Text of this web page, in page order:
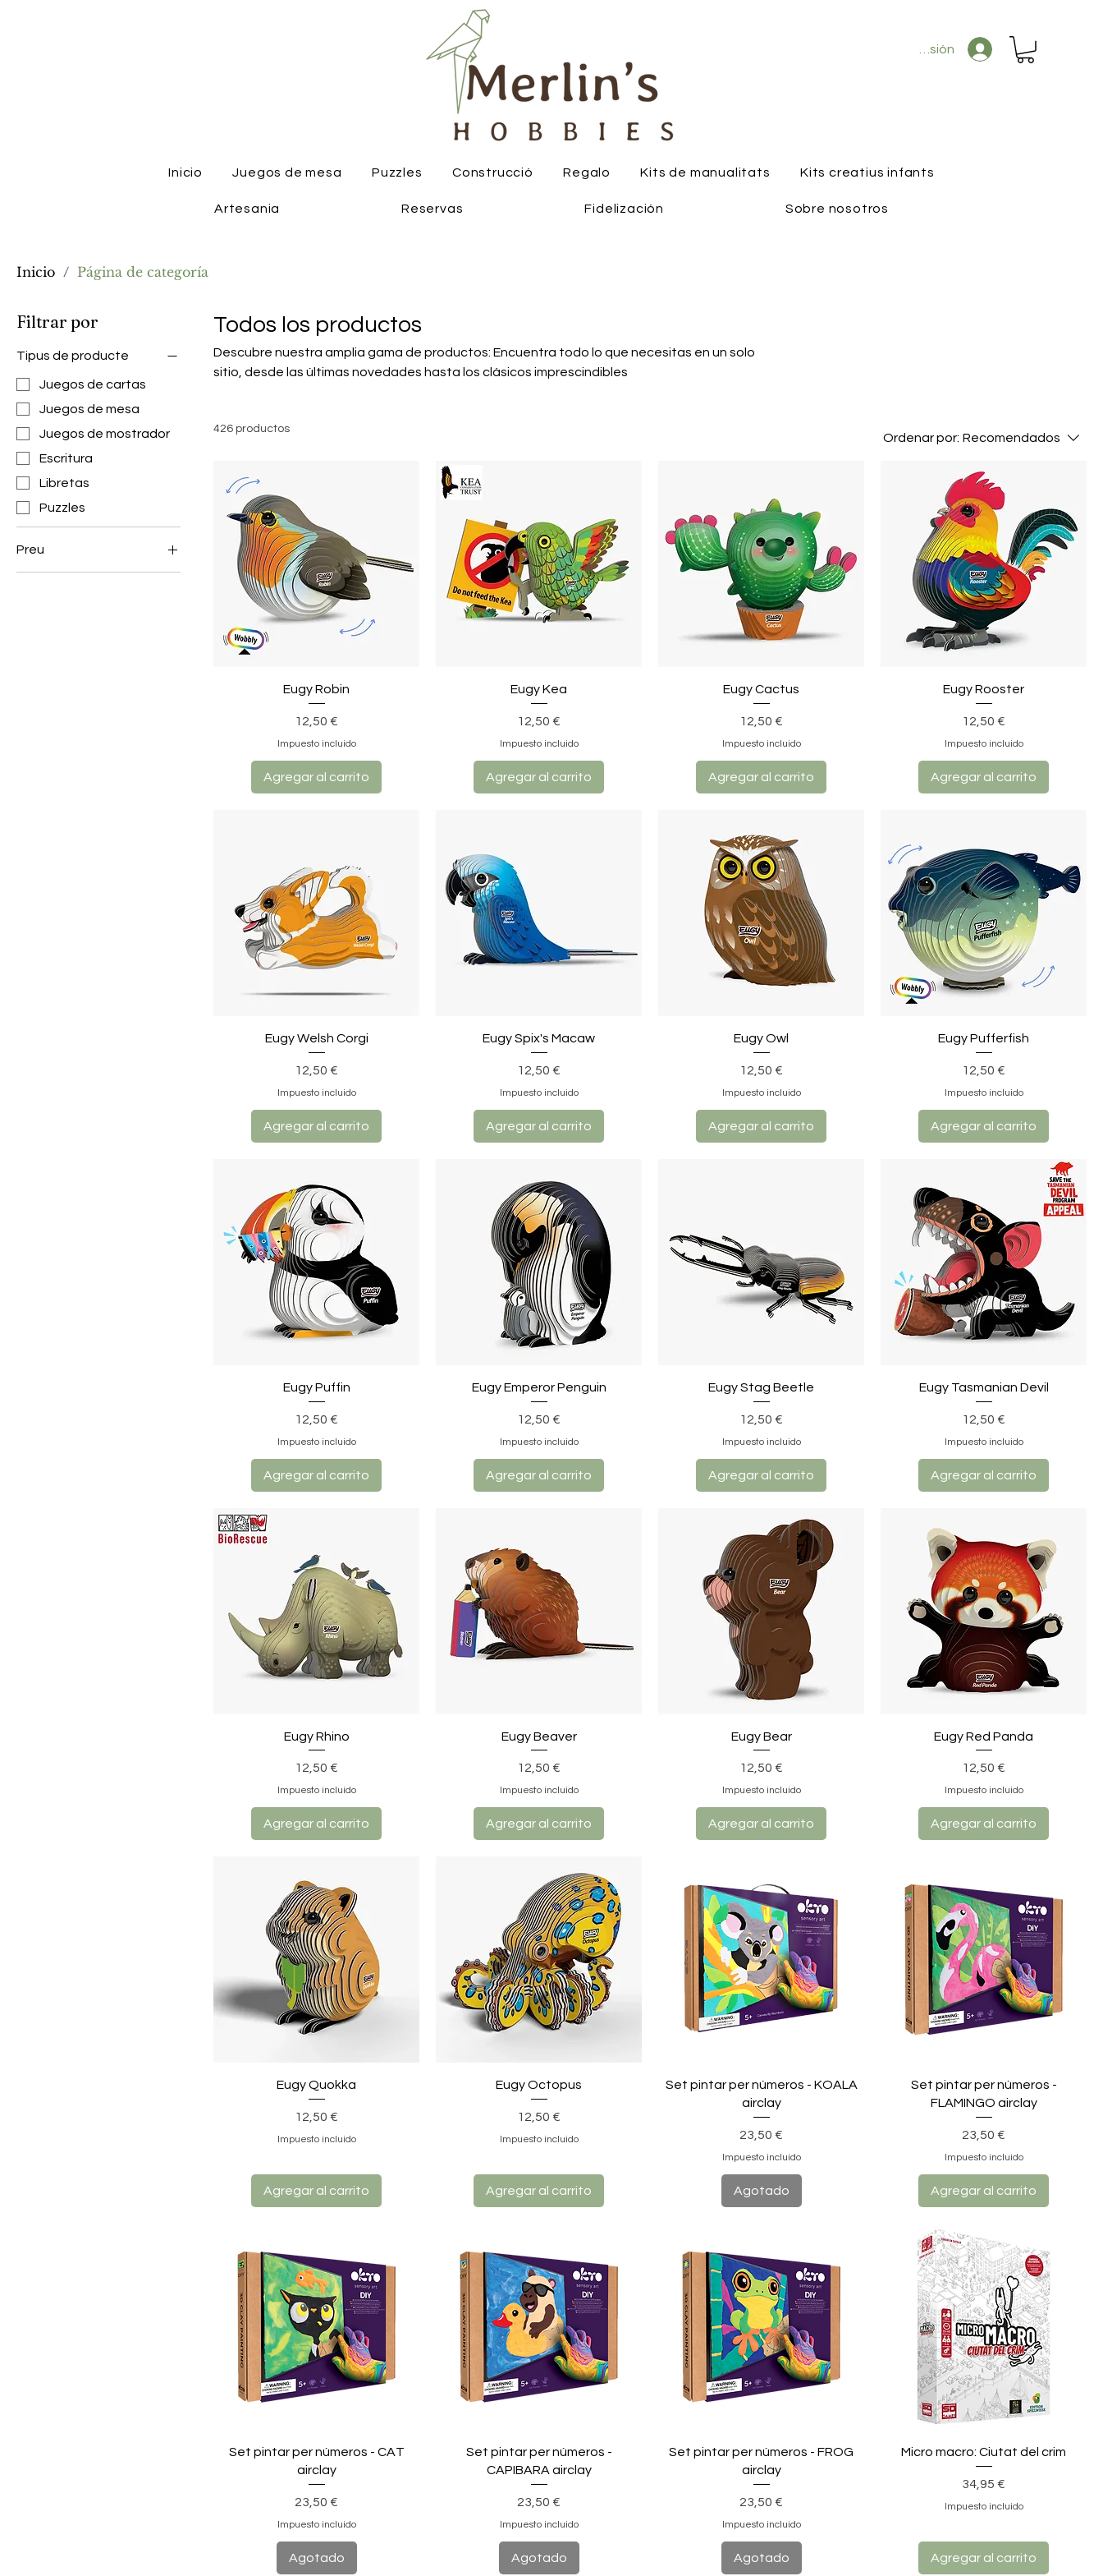
Iniciar sesión
Inicio Juegos de mesa Puzzles Construcció Regalo Kits de manualitats Kits creatius infants
Artesania Reservas Fidelización Sobre nosotros
Inicio / Página de categoría
Filtrar por
Tipus de producte
Juegos de cartas
Juegos de mesa
Juegos de mostrador
Escritura
Libretas
Puzzles
Preu
Todos los productos
Descubre nuestra amplia gama de productos: Encuentra todo lo que necesitas en un solo
sitio, desde las últimas novedades hasta los clásicos imprescindibles
426 productos
Ordenar por: Recomendados
Eugy Robin
Precio
12,50 €
Impuesto incluido
Agregar al carrito
Eugy Kea
Precio
12,50 €
Impuesto incluido
Agregar al carrito
Eugy Cactus
Precio
12,50 €
Impuesto incluido
Agregar al carrito
Eugy Rooster
Precio
12,50 €
Impuesto incluido
Agregar al carrito
Eugy Welsh Corgi
Precio
12,50 €
Impuesto incluido
Agregar al carrito
Eugy Spix's Macaw
Precio
12,50 €
Impuesto incluido
Agregar al carrito
Eugy Owl
Precio
12,50 €
Impuesto incluido
Agregar al carrito
Eugy Pufferfish
Precio
12,50 €
Impuesto incluido
Agregar al carrito
Eugy Puffin
Precio
12,50 €
Impuesto incluido
Agregar al carrito
Eugy Emperor Penguin
Precio
12,50 €
Impuesto incluido
Agregar al carrito
Eugy Stag Beetle
Precio
12,50 €
Impuesto incluido
Agregar al carrito
Eugy Tasmanian Devil
Precio
12,50 €
Impuesto incluido
Agregar al carrito
Eugy Rhino
Precio
12,50 €
Impuesto incluido
Agregar al carrito
Eugy Beaver
Precio
12,50 €
Impuesto incluido
Agregar al carrito
Eugy Bear
Precio
12,50 €
Impuesto incluido
Agregar al carrito
Eugy Red Panda
Precio
12,50 €
Impuesto incluido
Agregar al carrito
Eugy Quokka
Precio
12,50 €
Impuesto incluido
Agregar al carrito
Eugy Octopus
Precio
12,50 €
Impuesto incluido
Agregar al carrito
Set pintar per números - KOALA
airclay
Precio
23,50 €
Impuesto incluido
Agotado
Set pintar per números -
FLAMINGO airclay
Precio
23,50 €
Impuesto incluido
Agregar al carrito
Set pintar per números - CAT
airclay
Precio
23,50 €
Impuesto incluido
Agotado
Set pintar per números -
CAPIBARA airclay
Precio
23,50 €
Impuesto incluido
Agotado
Set pintar per números - FROG
airclay
Precio
23,50 €
Impuesto incluido
Agotado
Micro macro: Ciutat del crim
Precio
34,95 €
Impuesto incluido
Agregar al carrito